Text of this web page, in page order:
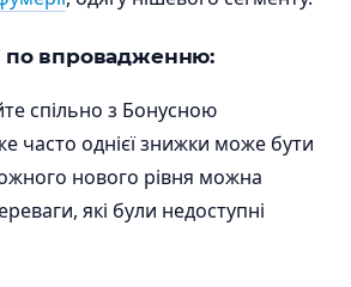
по впровадженню:
спільно з Бонусною
часто однієї знижки може бути
нового рівня можна
які були недоступні